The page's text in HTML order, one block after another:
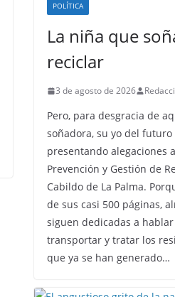
POLÍTICA
La niña que
reciclar
3 de agosto de 2026
Pero, para desgracia de
soñadora, su yo del futuro
presentando alegaciones
Prevención y Gestión de
Cabildo de La Palma.
de sus casi 500 páginas,
siguen dedicadas a
transportar y tratar los
que ya se han generado…